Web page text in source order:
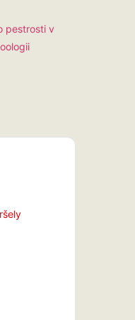
pestrosti v